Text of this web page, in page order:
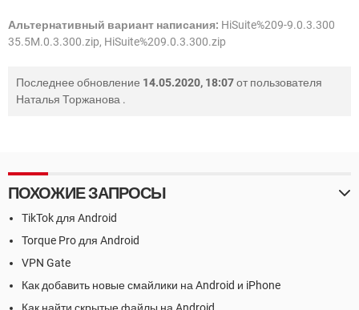
Альтернативный вариант написания: HiSuite%209-9.0.3.300
35.5M.0.3.300.zip, HiSuite%209.0.3.300.zip
Последнее обновление 14.05.2020, 18:07от пользователя
Наталья Торжанова .
ПОХОЖИЕ ЗАПРОСЫ
TikTok для Android
Torque Pro для Android
VPN Gate
Как добавить новые смайлики на Android и iPhone